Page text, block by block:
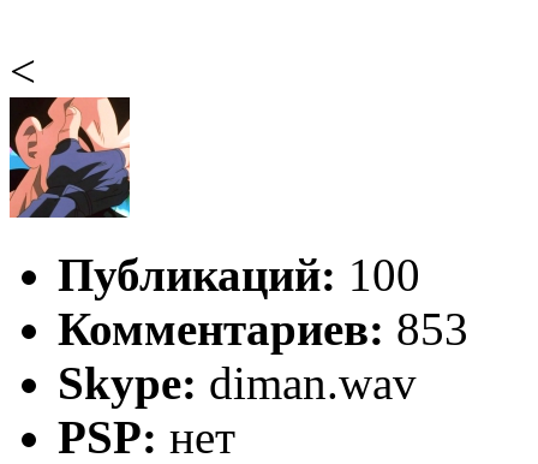
<
Публикаций: 100
Комментариев: 853
Skype: diman.wav
PSP: нет